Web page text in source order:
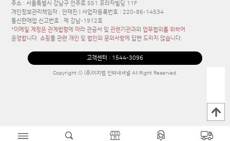
주소 : 서울특별시 강남구 언주로 551 프라자빌딩 11F
개인정보관리책임자 : 안재진 | 사업자등록번호 : 220-86-14534
통신판매업 신고번호 : 제 강남-1912호
*이메일 계정은 관계법령에 따라 관공서 및 관련기관과의 업무협의를 위하여
운영합니다. 쇼핑몰 관련 개인 및 법인의 문의사항에 답변 드리지 않습니다.
고객센터 : 1544-3096
Copyright ⓒ (주)이지엠 인터내셔널 All Right Reserved.